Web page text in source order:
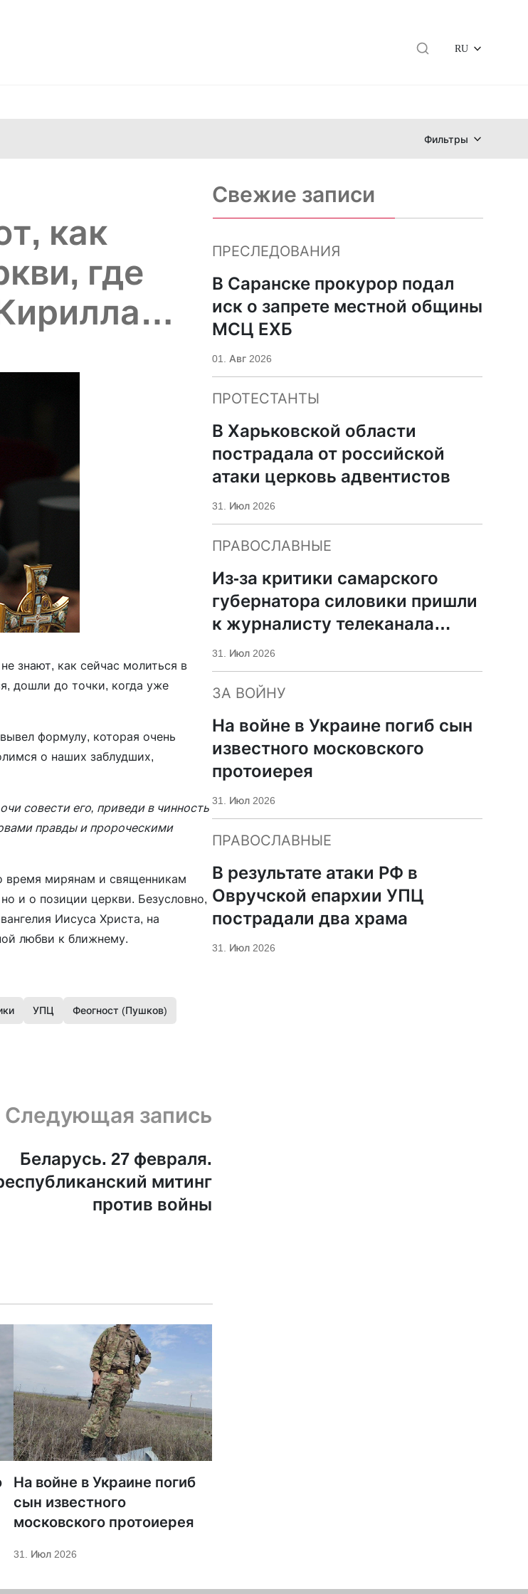
RU
Фильтры
как
где
знают, как сейчас молиться в
дошли до точки, когда уже
формулу, которая очень
о наших заблудших,
совести его, приведи в чинность
правды и пророческими
время мирянам и священникам
и о позиции церкви. Безусловно,
Иисуса Христа, на
любви к ближнему.
УПЦ Феогност (Пушков)
Следующая запись
Беларусь. 27 февраля.
митинг
против войны
На войне в Украине погиб
сын известного
московского протоиерея
31. Июл 2026
Свежие записи
ПРЕСЛЕДОВАНИЯ
В Саранске прокурор подал
иск о запрете местной общины
МСЦ ЕХБ
01. Авг 2026
ПРОТЕСТАНТЫ
В Харьковской области
пострадала от российской
атаки церковь адвентистов
31. Июл 2026
ПРАВОСЛАВНЫЕ
Из-за критики самарского
губернатора силовики пришли
к журналисту телеканала
«Царьград»
31. Июл 2026
ЗА ВОЙНУ
На войне в Украине погиб сын
известного московского
протоиерея
31. Июл 2026
ПРАВОСЛАВНЫЕ
В результате атаки РФ в
Овручской епархии УПЦ
пострадали два храма
31. Июл 2026